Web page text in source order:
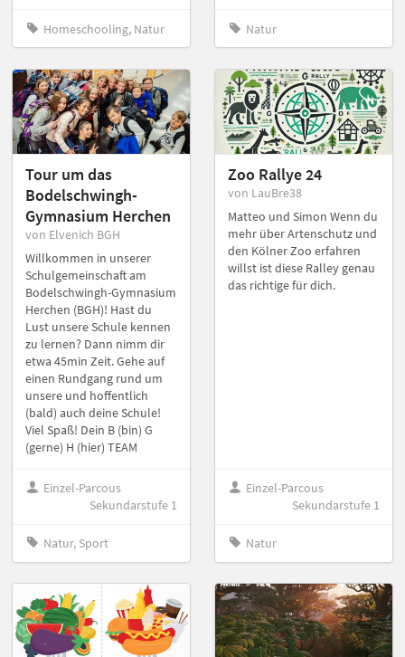
Homeschooling, Natur Natur
Tour um das
Bodelschwingh-
Gymnasium Herchen
von Elvenich BGH
Willkommen in unserer
Schulgemeinschaft am
Bodelschwingh-Gymnasium
Herchen (BGH)! Hast du
Lust unsere Schule kennen
zu lernen? Dann nimm dir
etwa 45min Zeit. Gehe auf
einen Rundgang rund um
unsere und hoffentlich
(bald) auch deine Schule!
Viel Spaß! Dein B (bin) G
(gerne) H (hier) TEAM
Einzel-Parcous
Sekundarstufe 1
Natur, Sport
Zoo Rallye 24
von LauBre38
Matteo und Simon Wenn du
mehr über Artenschutz und
den Kölner Zoo erfahren
willst ist diese Ralley genau
das richtige für dich.
Einzel-Parcous
Sekundarstufe 1
Natur